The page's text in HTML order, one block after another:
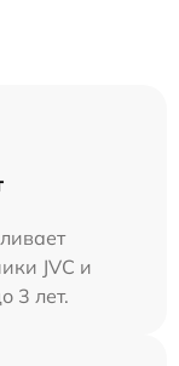
JVC и
3 лет.